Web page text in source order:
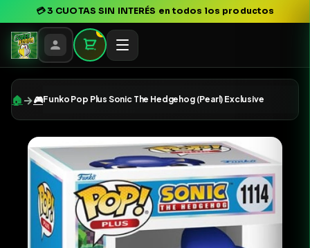
💳3 CUOTAS SIN INTERÉS en todos los productos
0
🏠 →🎮Funko Pop Plus Sonic The Hedgehog (Pearl) Exclusive